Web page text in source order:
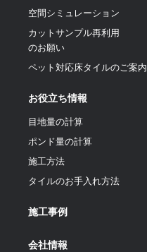
空間シミュレーション
カットサンプル再利用
のお願い
ペット対応床タイルのご案内
お役立ち情報
目地量の計算
ポンド量の計算
施工方法
タイルのお手入れ方法
施工事例
会社情報